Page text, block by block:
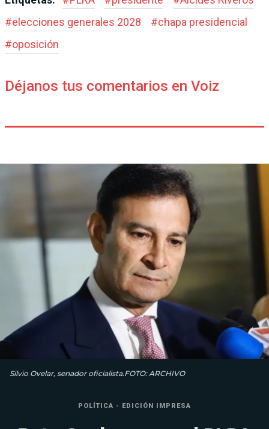
#elecciones generales 2028 #chapa presidencial
#oposición
Déjanos tus comentarios en Voiz
Silvio Ovelar, senador oficialista.FOTO: ARCHIVO
POLÍTICA - EDICIÓN IMPRESA